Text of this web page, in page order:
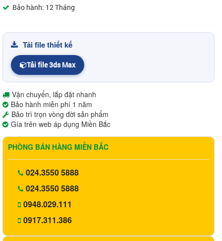
Bảo hành: 12 Tháng
Tải file thiết kế
Tải file 3ds Max
Vận chuyển, lắp đặt nhanh
Bảo hành miễn phí 1 năm
Bảo trì trọn vòng đời sản phẩm
Gía trên web áp dụng Miền Bắc
PHÒNG BÁN HÀNG MIỀN BẮC
024.3550 5888
024.3550 5888
0948.029.111
0917.311.386